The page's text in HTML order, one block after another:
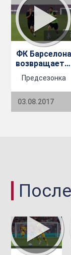
ФК Барселона
возвращается
тренировкам
Предсезонка
03.08.2017